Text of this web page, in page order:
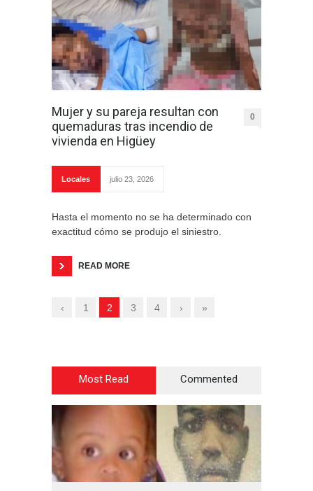
Mujer y su pareja resultan con
quemaduras tras incendio de
vivienda en Higüey
0
Locales julio 23, 2026
Hasta el momento no se ha determinado con
exactitud cómo se produjo el siniestro.
READ MORE
‹ 1 2 3 4 › »
Most Read Commented